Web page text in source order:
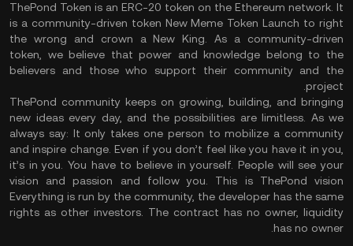
ThePond Token is an ERC-20 token on the Ethereum network. It
is a community-driven token New Meme Token Launch to right
the wrong and crown a New King. As a community-driven
token, we believe that power and knowledge belong to the
believers and those who support their community and the
project.
ThePond community keeps on growing, building, and bringing
new ideas every day, and the possibilities are limitless. As we
always say: It only takes one person to mobilize a community
and inspire change. Even if you don’t feel like you have it in you,
it’s in you. You have to believe in yourself. People will see your
vision and passion and follow you. This is ThePond vision
Everything is run by the community, the developer has the same
rights as other investors. The contract has no owner, liquidity
has no owner.